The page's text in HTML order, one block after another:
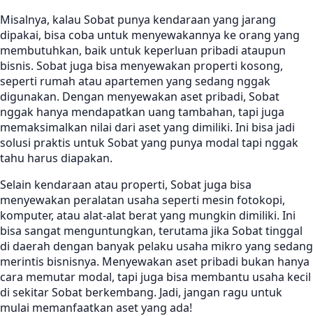
Misalnya, kalau Sobat punya kendaraan yang jarang
dipakai, bisa coba untuk menyewakannya ke orang yang
membutuhkan, baik untuk keperluan pribadi ataupun
bisnis. Sobat juga bisa menyewakan properti kosong,
seperti rumah atau apartemen yang sedang nggak
digunakan. Dengan menyewakan aset pribadi, Sobat
nggak hanya mendapatkan uang tambahan, tapi juga
memaksimalkan nilai dari aset yang dimiliki. Ini bisa jadi
solusi praktis untuk Sobat yang punya modal tapi nggak
tahu harus diapakan.
Selain kendaraan atau properti, Sobat juga bisa
menyewakan peralatan usaha seperti mesin fotokopi,
komputer, atau alat-alat berat yang mungkin dimiliki. Ini
bisa sangat menguntungkan, terutama jika Sobat tinggal
di daerah dengan banyak pelaku usaha mikro yang sedang
merintis bisnisnya. Menyewakan aset pribadi bukan hanya
cara memutar modal, tapi juga bisa membantu usaha kecil
di sekitar Sobat berkembang. Jadi, jangan ragu untuk
mulai memanfaatkan aset yang ada!